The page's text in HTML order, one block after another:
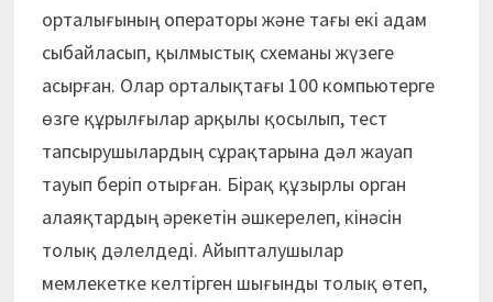
орталығының операторы және тағы екі адам
сыбайласып, қылмыстық схеманы жүзеге
асырған. Олар орталықтағы 100 компьютерге
өзге құрылғылар арқылы қосылып, тест
тапсырушылардың сұрақтарына дәл жауап
тауып беріп отырған. Бірақ құзырлы орган
алаяқтардың әрекетін әшкерелеп, кінәсін
толық дәлелдеді. Айыпталушылар
мемлекетке келтірген шығынды толық өтеп,